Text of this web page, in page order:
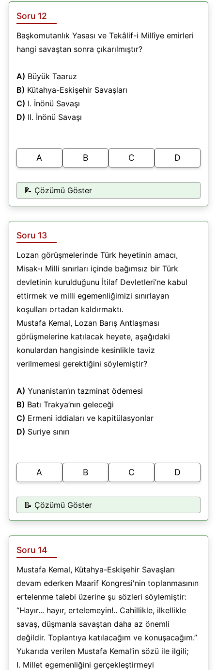
Soru 12
Başkomutanlık Yasası ve Tekâlif-i Millîye emirleri
hangi savaştan sonra çıkarılmıştır?
A) Büyük Taaruz
B) Kütahya-Eskişehir Savaşları
C) I. İnönü Savaşı
D) II. İnönü Savaşı
A B C D
📝 Çözümü Göster
Soru 13
Lozan görüşmelerinde Türk heyetinin amacı,
Misak-ı Milli sınırları içinde bağımsız bir Türk
devletinin kurulduğunu İtilaf Devletleri’ne kabul
ettirmek ve milli egemenliğimizi sınırlayan
koşulları ortadan kaldırmaktı.
Mustafa Kemal, Lozan Barış Antlaşması
görüşmelerine katılacak heyete, aşağıdaki
konulardan hangisinde kesinlikle taviz
verilmemesi gerektiğini söylemiştir?
A) Yunanistan’ın tazminat ödemesi
B) Batı Trakya’nın geleceği
C) Ermeni iddiaları ve kapitülasyonlar
D) Suriye sınırı
A B C D
📝 Çözümü Göster
Soru 14
Mustafa Kemal, Kütahya-Eskişehir Savaşları
devam ederken Maarif Kongresi'nin toplanmasının
ertelenme talebi üzerine şu sözleri söylemiştir:
“Hayır... hayır, ertelemeyin!.. Cahillikle, ilkellikle
savaş, düşmanla savaştan daha az önemli
değildir. Toplantıya katılacağım ve konuşacağım.”
Yukarıda verilen Mustafa Kemal’in sözü ile ilgili;
I. Millet egemenliğini gerçekleştirmeyi